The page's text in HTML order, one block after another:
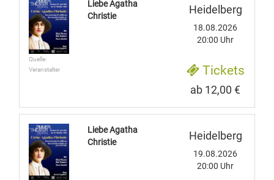
Quelle:
Veranstalter
Liebe Agatha
Christie
Heidelberg
18.08.2026
20:00 Uhr
Tickets
ab 12,00 €
Liebe Agatha
Christie
Heidelberg
19.08.2026
20:00 Uhr